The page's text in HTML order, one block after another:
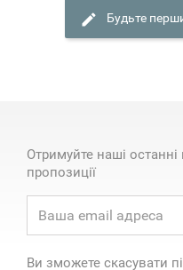
Будьте
Отримуйте наші
пропозиції
Ви зможете скасувати